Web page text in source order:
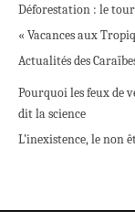
Déforestation : le
« Vacances aux
Actualités des
Pourquoi les feux de
dit la science
L’inexistence, le non